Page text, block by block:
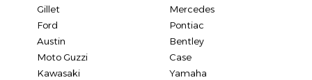
Gillet
Mercedes
Ford
Pontiac
Austin
Bentley
Moto Guzzi
Case
Kawasaki
Yamaha